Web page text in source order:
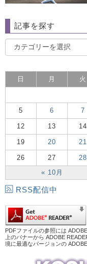
記事を探す
日 月 火
« 10月
5 6 7
12 13 14
19 20 21
26 27 28
RSS配信中
PDFファイルの参照には
上のバナーから ADOBE
境に最適なバージョンの